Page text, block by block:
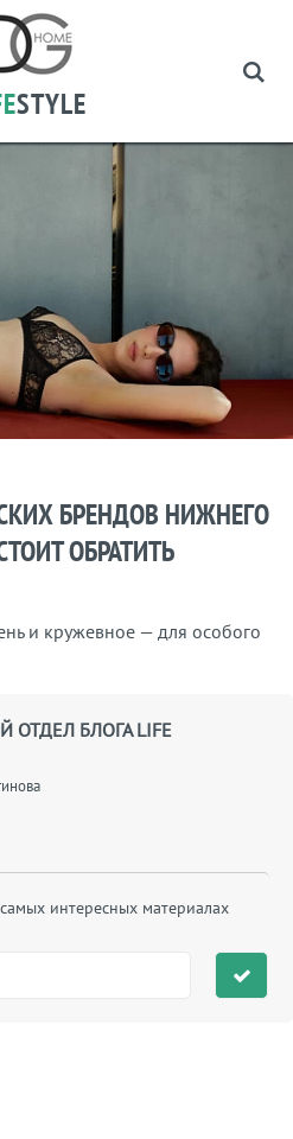
STYLE
БРЕНДОВ НИЖНЕГО
ОБРАТИТЬ
и кружевное — для особого
БЛОГА LIFE
интересных материалах